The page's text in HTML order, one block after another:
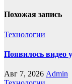
Похожая запись
Технологии
Появилось видео
Авг 7, 2026 Admin